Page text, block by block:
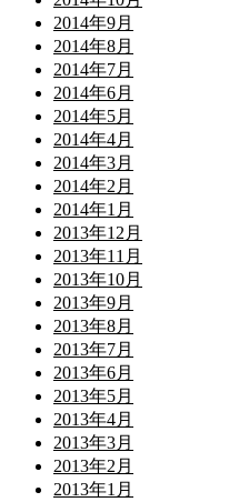
2014年9月
2014年8月
2014年7月
2014年6月
2014年5月
2014年4月
2014年3月
2014年2月
2014年1月
2013年12月
2013年11月
2013年10月
2013年9月
2013年8月
2013年7月
2013年6月
2013年5月
2013年4月
2013年3月
2013年2月
2013年1月